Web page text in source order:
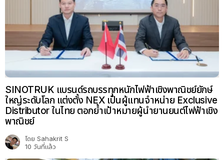
SINOTRUK แบรนด์รถบรรทุกหนักไฟฟ้าเชิงพาณิชย์ยักษ์
ใหญ่ระดับโลก แต่งตั้ง NEX เป็นผู้แทนจำหน่าย Exclusive
Distributor ในไทย ตอกย้ำเป้าหมายผู้นำยานยนต์ไฟฟ้าเชิง
พาณิชย์
โดย Sahakrit S
10 วันที่แล้ว